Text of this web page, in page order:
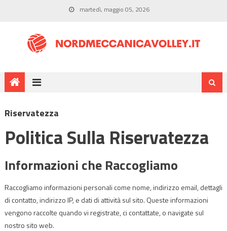
martedì, maggio 05, 2026
Riservatezza
Politica Sulla Riservatezza
Informazioni che Raccogliamo
Raccogliamo informazioni personali come nome, indirizzo email, dettagli
di contatto, indirizzo IP, e dati di attività sul sito. Queste informazioni
vengono raccolte quando vi registrate, ci contattate, o navigate sul
nostro sito web.